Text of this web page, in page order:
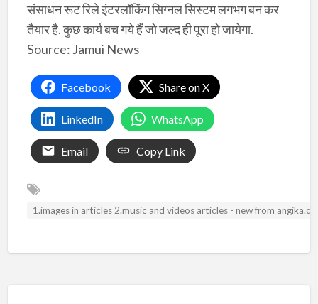
संसाधन रूट रिले इंटरलॉकिंग सिग्नल सिस्टम लगभग बन कर
तैयार है. कुछ कार्य बच गये हैं जो जल्द ही पूरा हो जायेगा.
Source: Jamui News
Facebook Share on X
LinkedIn WhatsApp
Email Copy Link
1.images in articles 2.music and videos articles - new from